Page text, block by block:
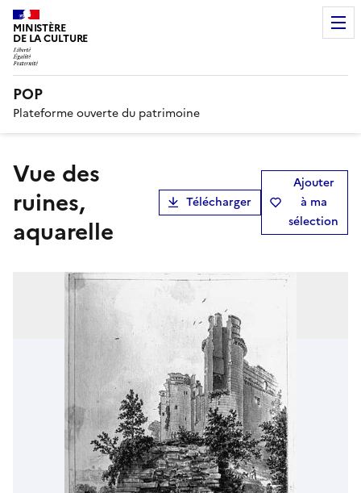
MINISTÈRE
DE LA CULTURE
POP
Plateforme ouverte du patrimoine
Vue des
ruines,
aquarelle
Télécharger
Ajouter
à ma
sélection